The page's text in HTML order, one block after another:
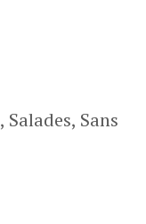
, Salades, Sans